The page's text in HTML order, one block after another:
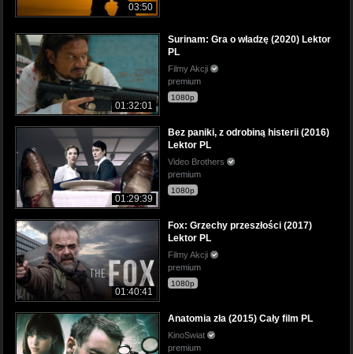
03:50
01:32:01
Surinam: Gra o władzę (2020) Lektor
PL
Filmy Akcji
premium
1080p
01:29:39
Bez paniki, z odrobiną histerii (2016)
Lektor PL
Video Brothers
premium
1080p
01:40:41
Fox: Grzechy przeszłości (2017)
Lektor PL
Filmy Akcji
premium
1080p
Anatomia zła (2015) Cały film PL
KinoSwiat
premium